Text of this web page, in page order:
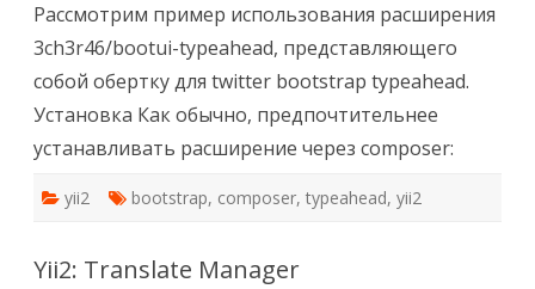
typeahead
Рассмотрим пример использования расширения
3ch3r46/bootui-typeahead, представляющего
собой обертку для twitter bootstrap typeahead.
Установка Как обычно, предпочтительнее
устанавливать расширение через composer:
yii2 bootstrap, composer, typeahead, yii2
Yii2: Translate Manager